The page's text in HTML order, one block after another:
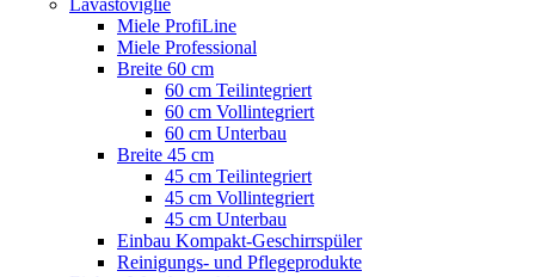
Lavastoviglie
Miele ProfiLine
Miele Professional
Breite 60 cm
60 cm Teilintegriert
60 cm Vollintegriert
60 cm Unterbau
Breite 45 cm
45 cm Teilintegriert
45 cm Vollintegriert
45 cm Unterbau
Einbau Kompakt-Geschirrspüler
Reinigungs- und Pflegeprodukte